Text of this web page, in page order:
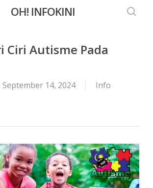
OH! INFOKINI
Ciri Autisme Pada
September 14, 2024 Info